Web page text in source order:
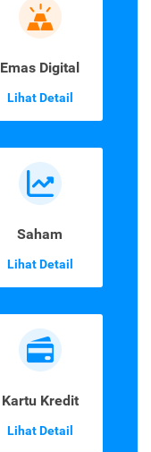
Emas Digital
Lihat Detail
Saham
Lihat Detail
Kartu Kredit
Lihat Detail